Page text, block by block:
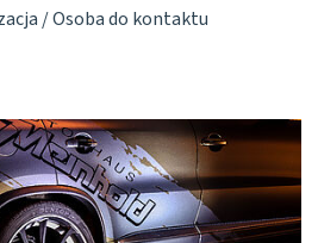
Osoba do kontaktu